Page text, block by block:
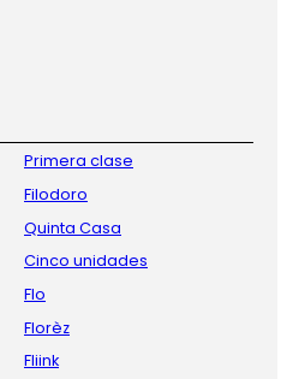
Primera clase
Filodoro
Quinta Casa
Cinco unidades
Flo
Florèz
Fliink